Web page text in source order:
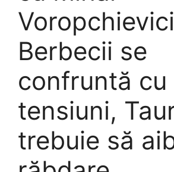
Berbecii se
confruntă cu
tensiuni,
trebuie să